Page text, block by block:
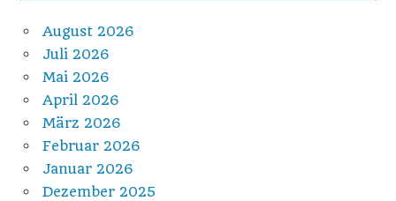
August 2026
Juli 2026
Mai 2026
April 2026
März 2026
Februar 2026
Januar 2026
Dezember 2025